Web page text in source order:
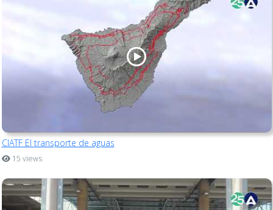
CIATF El transporte de aguas
15 views